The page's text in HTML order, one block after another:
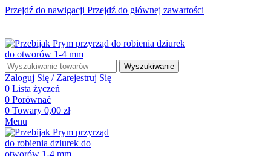
Przejdź do nawigacji Przejdź do głównej zawartości
Wyszukiwanie
Zaloguj Się / Zarejestruj Się
0 Lista życzeń
0 Porównać
0 Towary 0,00 zł
Menu